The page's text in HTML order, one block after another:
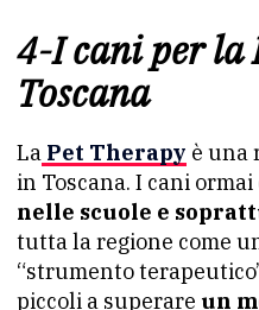
4-I cani per la
Toscana
La Pet Therapy è una
in Toscana. I cani
nelle scuole e
tutta la regione come
“strumento
piccoli a superare un